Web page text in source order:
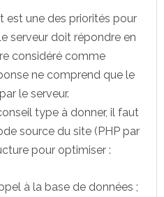
est une des priorités pour
serveur doit répondre en
considéré comme
ne comprend que le
le serveur.
type à donner, il faut
source du site (PHP par
pour optimiser :
à la base de données ;